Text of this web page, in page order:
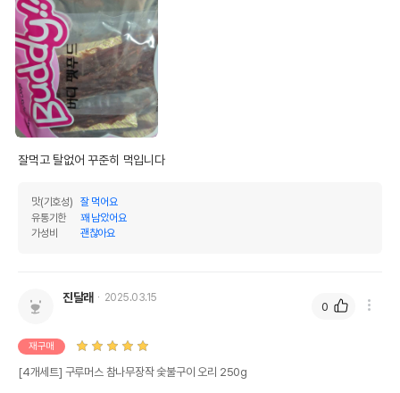
상품 필수 정보
품명 및 모델명 구루머스 참나무장작 숯불구이 오리 260g
받았음을 확인할수 있는
경우 그에 대한 사항
수입자를 함께 표기
또는 소비자상담 관련
전화번호
잘먹고 탈없어 꾸준히 먹입니다
맛(기호성)
잘 먹어요
유통기한
꽤 남았어요
가성비
괜찮아요
진달래 2025.03.15
재구매
[4개세트] 구루머스 참나무장작 숯불구이 오리 250g
0